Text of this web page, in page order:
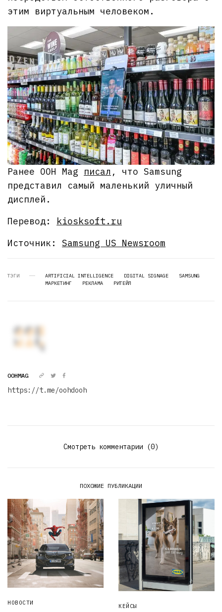
этим виртуальным человеком.
Ранее OOH Mag писал , что Samsung
представил самый маленький уличный
дисплей.
Перевод: kiosksoft.ru
Источник:Samsung US Newsroom
ТЭГИ ARTIFICIAL INTELLIGENCE DIGITAL SIGNAGE
SAMSUNG
МАРКЕТИНГ
РЕКЛАМА РИТЕЙЛ
OOHMAG
https://t.me/oohdooh
Смотреть комментарии (0)
ПОХОЖИЕ ПУБЛИКАЦИИ
НОВОСТИ
КЕЙСЫ